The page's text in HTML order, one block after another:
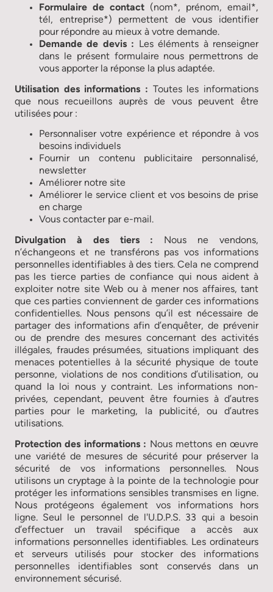
Formulaire de contact (nom*, prénom, email*,
tél, entreprise*) permettent de vous identifier
pour répondre au mieux à votre demande.
Demande de devis : Les éléments à renseigner
dans le présent formulaire nous permettrons de
vous apporter la réponse la plus adaptée.
Utilisation des informations : Toutes les informations
que nous recueillons auprès de vous peuvent être
utilisées pour :
Personnaliser votre expérience et répondre à vos
besoins individuels
Fournir un contenu publicitaire personnalisé,
newsletter
Améliorer notre site
Améliorer le service client et vos besoins de prise
en charge
Vous contacter par e-mail.
Divulgation à des tiers : Nous ne vendons,
n’échangeons et ne transférons pas vos informations
personnelles identifiables à des tiers. Cela ne comprend
pas les tierce parties de confiance qui nous aident à
exploiter notre site Web ou à mener nos affaires, tant
que ces parties conviennent de garder ces informations
confidentielles. Nous pensons qu’il est nécessaire de
partager des informations afin d’enquêter, de prévenir
ou de prendre des mesures concernant des activités
illégales, fraudes présumées, situations impliquant des
menaces potentielles à la sécurité physique de toute
personne, violations de nos conditions d’utilisation, ou
quand la loi nous y contraint. Les informations non-
privées, cependant, peuvent être fournies à d’autres
parties pour le marketing, la publicité, ou d’autres
utilisations.
Protection des informations : Nous mettons en œuvre
une variété de mesures de sécurité pour préserver la
sécurité de vos informations personnelles. Nous
utilisons un cryptage à la pointe de la technologie pour
protéger les informations sensibles transmises en ligne.
Nous protégeons également vos informations hors
ligne. Seul le personnel de l'U.D.P.S. 33 qui a besoin
d’effectuer un travail spécifique a accès aux
informations personnelles identifiables. Les ordinateurs
et serveurs utilisés pour stocker des informations
personnelles identifiables sont conservés dans un
environnement sécurisé.